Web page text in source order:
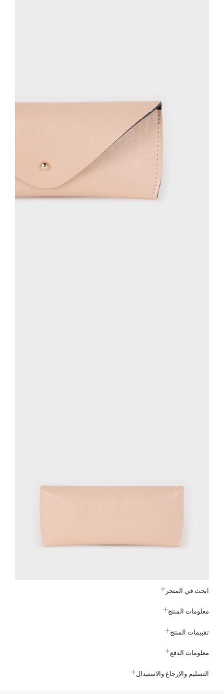
ابحث في المتجر
معلومات المنتج
تقييمات المنتج
معلومات الدفع
التسليم والإرجاع والاستبدال